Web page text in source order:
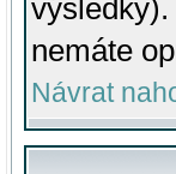
nemáte
Návrat